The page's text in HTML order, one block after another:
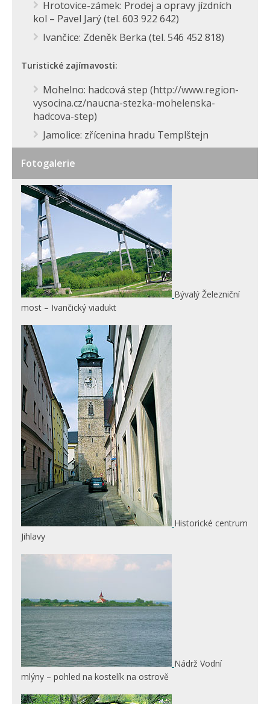
Hrotovice-zámek: Prodej a opravy jízdních
kol – Pavel Jarý (tel. 603 922 642)
Ivančice: Zdeněk Berka (tel. 546 452 818)
Turistické zajímavosti:
Mohelno: hadcová step (http://www.region-
vysocina.cz/naucna-stezka-mohelenska-
hadcova-step)
Jamolice: zřícenina hradu Templštejn
Fotogalerie
Bývalý Železniční
most – Ivančický viadukt
Historické centrum
Jihlavy
Nádrž Vodní
mlýny – pohled na kostelík na ostrově